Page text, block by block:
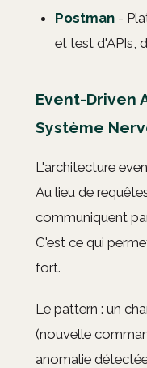
Postman -
et test d'APIs,
Event-Driven
Système
L'architecture
Au lieu de
communiquent
C'est ce qui
fort.
Le pattern : un
(nouvelle
anomalie